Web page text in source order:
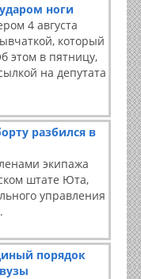
ноги
4 августа
который
этом в пятницу,
на депутата
разбился в
экипажа
штате Юта,
управления
порядок